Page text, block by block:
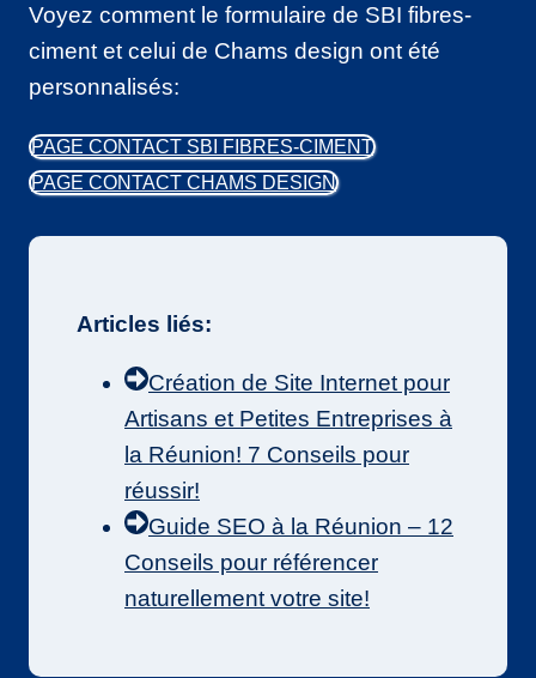
Voyez comment le formulaire de SBI fibres-
ciment et celui de Chams design ont été
personnalisés:
PAGE CONTACT SBI FIBRES-CIMENT
PAGE CONTACT CHAMS DESIGN
Articles liés:
Création de Site Internet pour
Artisans et Petites Entreprises à
la Réunion! 7 Conseils pour
réussir!
Guide SEO à la Réunion – 12
Conseils pour référencer
naturellement votre site!